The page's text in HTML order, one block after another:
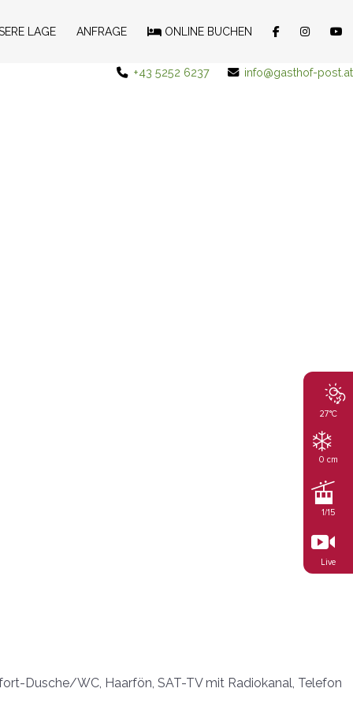
LAGE ANFRAGE ONLINE BUCHEN
+43 5252 6237 info@gasthof-post.at
Dusche/WC, Haarfön, SAT-TV mit Radiokanal, Telefon
27°C
0 cm
1/15
Live